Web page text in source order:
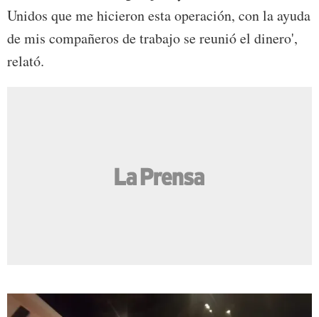
Unidos que me hicieron esta operación, con la ayuda
de mis compañeros de trabajo se reunió el dinero',
relató.